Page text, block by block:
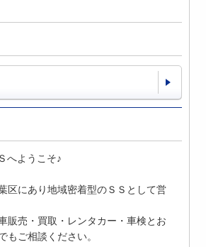
へようこそ♪
区にあり地域密着型のＳＳとして営
販売・買取・レンタカー・車検とお
もご相談ください。